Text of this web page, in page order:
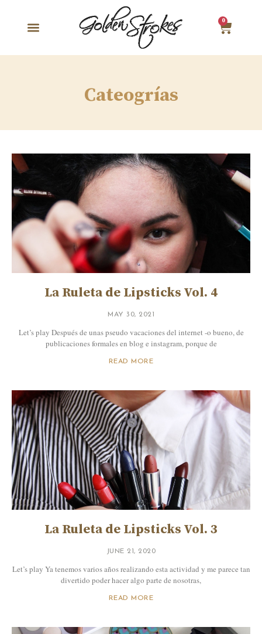
0
Cateogrías
La Ruleta de Lipsticks Vol. 4
MAY 30, 2021
Let’s play Después de unas pseudo vacaciones del internet -o bueno, de
publicaciones formales en blog e instagram, porque de
READ MORE
La Ruleta de Lipsticks Vol. 3
JUNE 21, 2020
Let’s play Ya tenemos varios años realizando esta actividad y me parece tan
divertido poder hacer algo parte de nosotras,
READ MORE